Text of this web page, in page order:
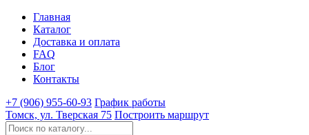
Главная
Каталог
Доставка и оплата
FAQ
Блог
Контакты
+7 (906) 955-60-93 График работы
Томск, ул. Тверская 75 Построить маршрут